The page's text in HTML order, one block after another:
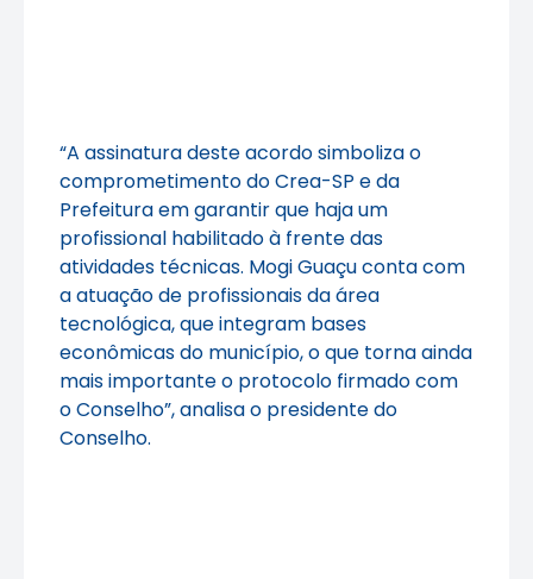
“A assinatura deste acordo simboliza o
comprometimento do Crea-SP e da
Prefeitura em garantir que haja um
profissional habilitado à frente das
atividades técnicas. Mogi Guaçu conta com
a atuação de profissionais da área
tecnológica, que integram bases
econômicas do município, o que torna ainda
mais importante o protocolo firmado com
o Conselho”, analisa o presidente do
Conselho.